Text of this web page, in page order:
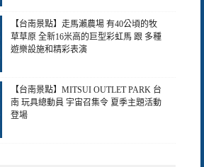
【台南景點】走馬瀨農場 有40公頃的牧
草草原 全新16米高的巨型彩虹馬 跟 多種
遊樂設施和精彩表演
【台南景點】MITSUI OUTLET PARK 台
南 玩具總動員 宇宙召集令 夏季主題活動
登場